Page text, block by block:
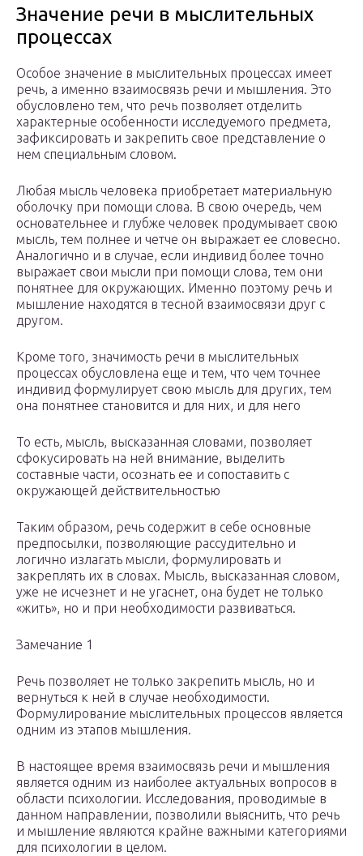
Значение речи в мыслительных
процессах
Особое значение в мыслительных процессах имеет
речь, а именно взаимосвязь речи и мышления. Это
обусловлено тем, что речь позволяет отделить
характерные особенности исследуемого предмета,
зафиксировать и закрепить свое представление о
нем специальным словом.
Любая мысль человека приобретает материальную
оболочку при помощи слова. В свою очередь, чем
основательнее и глубже человек продумывает свою
мысль, тем полнее и четче он выражает ее словесно.
Аналогично и в случае, если индивид более точно
выражает свои мысли при помощи слова, тем они
понятнее для окружающих. Именно поэтому речь и
мышление находятся в тесной взаимосвязи друг с
другом.
Кроме того, значимость речи в мыслительных
процессах обусловлена еще и тем, что чем точнее
индивид формулирует свою мысль для других, тем
она понятнее становится и для них, и для него
То есть, мысль, высказанная словами, позволяет
сфокусировать на ней внимание, выделить
составные части, осознать ее и сопоставить с
окружающей действительностью
Таким образом, речь содержит в себе основные
предпосылки, позволяющие рассудительно и
логично излагать мысли, формулировать и
закреплять их в словах. Мысль, высказанная словом,
уже не исчезнет и не угаснет, она будет не только
«жить», но и при необходимости развиваться.
Замечание 1
Речь позволяет не только закрепить мысль, но и
вернуться к ней в случае необходимости.
Формулирование мыслительных процессов является
одним из этапов мышления.
В настоящее время взаимосвязь речи и мышления
является одним из наиболее актуальных вопросов в
области психологии. Исследования, проводимые в
данном направлении, позволили выяснить, что речь
и мышление являются крайне важными категориями
для психологии в целом.